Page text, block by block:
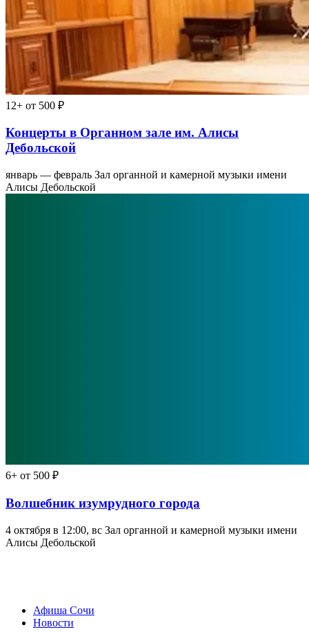
12+ от 500 ₽
Концерты в Органном зале им. Алисы
Дебольской
январь — февраль Зал органной и камерной музыки имени
Алисы Дебольской
6+ от 500 ₽
Волшебник изумрудного города
4 октября в 12:00, вс Зал органной и камерной музыки имени
Алисы Дебольской
Афиша Сочи
Новости